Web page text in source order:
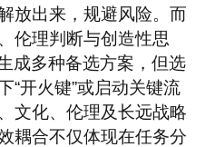
放出来，规避风险。而
伦理判断与创造性思
成多种备选方案，但选
“开火键”或启动关键流
文化、伦理及长远战略
耦合不仅体现在任务分